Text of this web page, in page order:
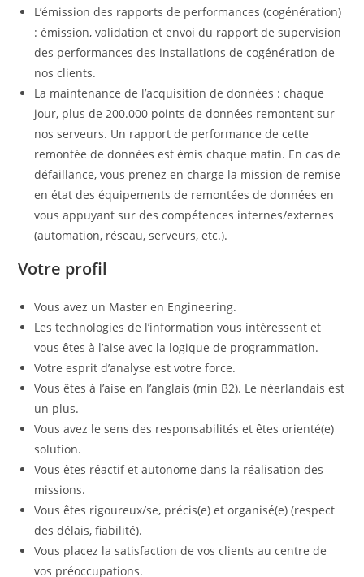
L’émission des rapports de performances (cogénération)
: émission, validation et envoi du rapport de supervision
des performances des installations de cogénération de
nos clients.
La maintenance de l’acquisition de données : chaque
jour, plus de 200.000 points de données remontent sur
nos serveurs. Un rapport de performance de cette
remontée de données est émis chaque matin. En cas de
défaillance, vous prenez en charge la mission de remise
en état des équipements de remontées de données en
vous appuyant sur des compétences internes/externes
(automation, réseau, serveurs, etc.).
Votre profil
Vous avez un Master en Engineering.
Les technologies de l’information vous intéressent et
vous êtes à l’aise avec la logique de programmation.
Votre esprit d’analyse est votre force.
Vous êtes à l’aise en l’anglais (min B2). Le néerlandais est
un plus.
Vous avez le sens des responsabilités et êtes orienté(e)
solution.
Vous êtes réactif et autonome dans la réalisation des
missions.
Vous êtes rigoureux/se, précis(e) et organisé(e) (respect
des délais, fiabilité).
Vous placez la satisfaction de vos clients au centre de
vos préoccupations.